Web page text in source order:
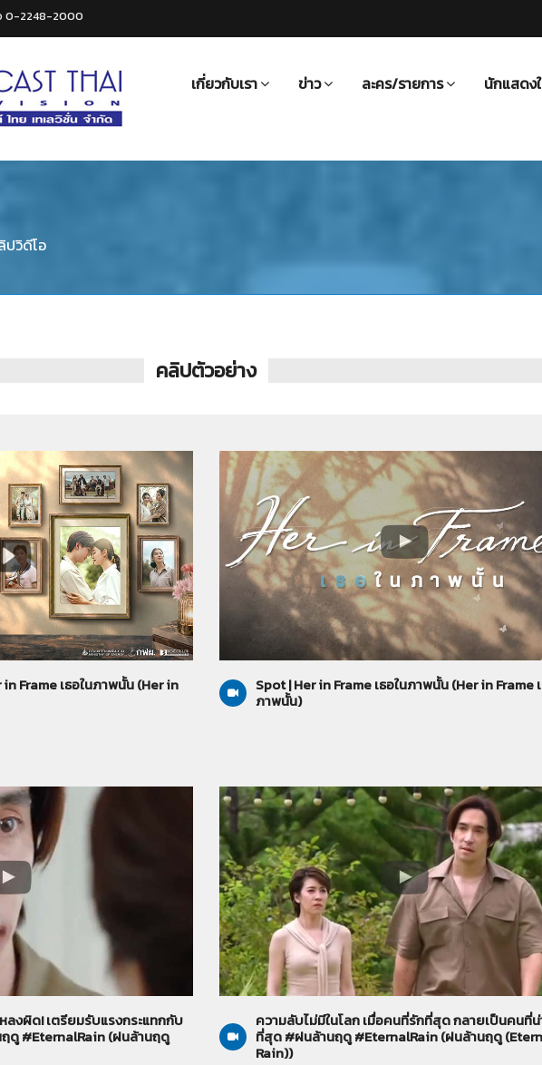
0-2248-2000
เกี่ยวกับเรา ข่าว ละคร/รายการ นักแสดง
ปวิดีโอ
คลิปตัวอย่าง
เธอในภาพนั้น
in Frame เธอในภาพนั้น (Her in
23-07-2569
Her in Frame เธอในภาพนั้น
Spot | Her in Frame เธอในภาพนั้น (Her in Frame
ภาพนั้น)
ดู (Eternal Rain)
งผิด! เตรียมรับแรงกระแทกกับ
ดู #EternalRain (ฝนล้านฤดู
09-06-2569
ฝนล้านฤดู (Eternal Rain)
ความลับไม่มีในโลก เมื่อคนที่รักที่สุด กลายเป็นคนที่
ที่สุด #ฝนล้านฤดู #EternalRain (ฝนล้านฤดู
Rain))